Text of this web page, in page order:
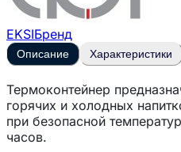
EKSIБренд
Описание Характеристики
Термоконтейнер
горячих и холодных
при безопасной
часов.